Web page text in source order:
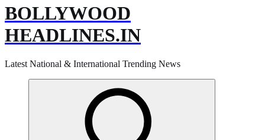
BOLLYWOOD
HEADLINES.IN
Latest National & International Trending News